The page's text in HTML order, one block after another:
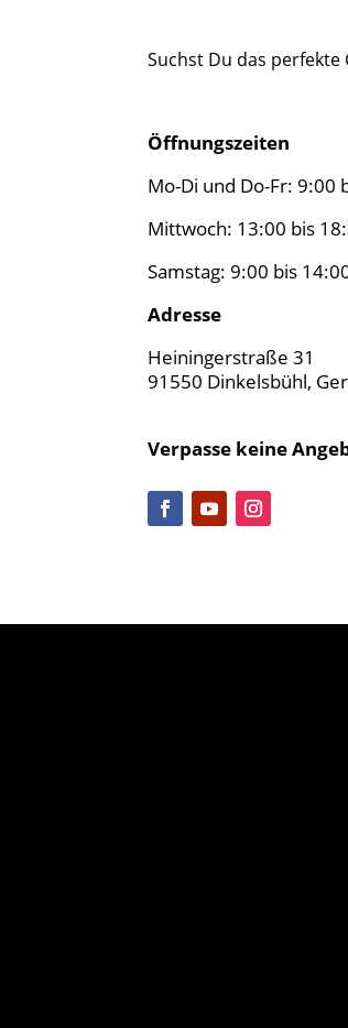
Suchst Du das
Öffnungszeiten
Mo-Di und Do-Fr: 9:00
Mittwoch: 13:00 bis
Samstag: 9:00 bis
Adresse
Heiningerstraße 31
91550 Dinkelsbühl,
Verpasse keine